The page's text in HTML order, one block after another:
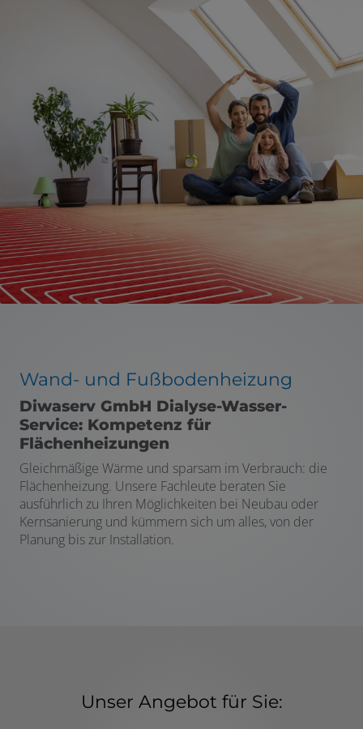
Wand- und Fußbodenheizung
Diwaserv GmbH Dialyse-Wasser-
Service: Kompetenz für
Flächenheizungen
Gleichmäßige Wärme und sparsam im Verbrauch: die
Flächenheizung. Unsere Fachleute beraten Sie
ausführlich zu Ihren Möglichkeiten bei Neubau oder
Kernsanierung und kümmern sich um alles, von der
Planung bis zur Installation.
Unser Angebot für Sie: